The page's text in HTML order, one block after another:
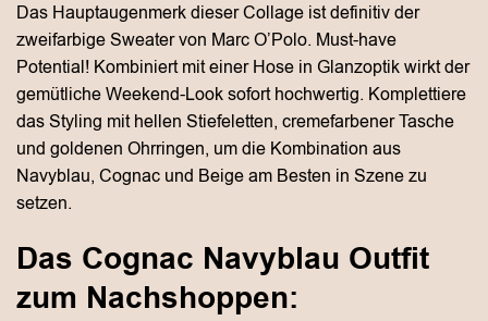
Das Hauptaugenmerk dieser Collage ist definitiv der
zweifarbige Sweater von Marc O’Polo. Must-have
Potential! Kombiniert mit einer Hose in Glanzoptik wirkt der
gemütliche Weekend-Look sofort hochwertig. Komplettiere
das Styling mit hellen Stiefeletten, cremefarbener Tasche
und goldenen Ohrringen, um die Kombination aus
Navyblau, Cognac und Beige am Besten in Szene zu
setzen.
Das Cognac Navyblau Outfit
zum Nachshoppen: